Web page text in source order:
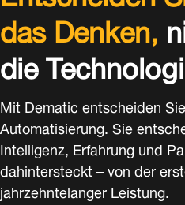
das Denken,
die
Mit Dematic entscheiden
Automatisierung. Sie
Intelligenz, Erfahrung und
dahintersteckt – von der
jahrzehntelanger Leistung.